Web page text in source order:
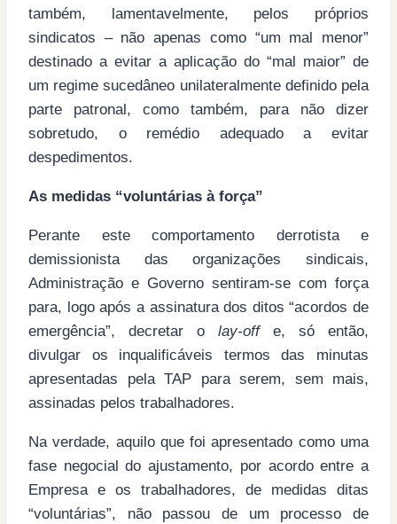
também, lamentavelmente, pelos próprios
sindicatos – não apenas como “um mal menor”
destinado a evitar a aplicação do “mal maior” de
um regime sucedâneo unilateralmente definido pela
parte patronal, como também, para não dizer
sobretudo, o remédio adequado a evitar
despedimentos.
As medidas “voluntárias à força”
Perante este comportamento derrotista e
demissionista das organizações sindicais,
Administração e Governo sentiram-se com força
para, logo após a assinatura dos ditos “acordos de
emergência”, decretar o lay-offe, só então,
divulgar os inqualificáveis termos das minutas
apresentadas pela TAP para serem, sem mais,
assinadas pelos trabalhadores.
Na verdade, aquilo que foi apresentado como uma
fase negocial do ajustamento, por acordo entre a
Empresa e os trabalhadores, de medidas ditas
“voluntárias”, não passou de um processo de